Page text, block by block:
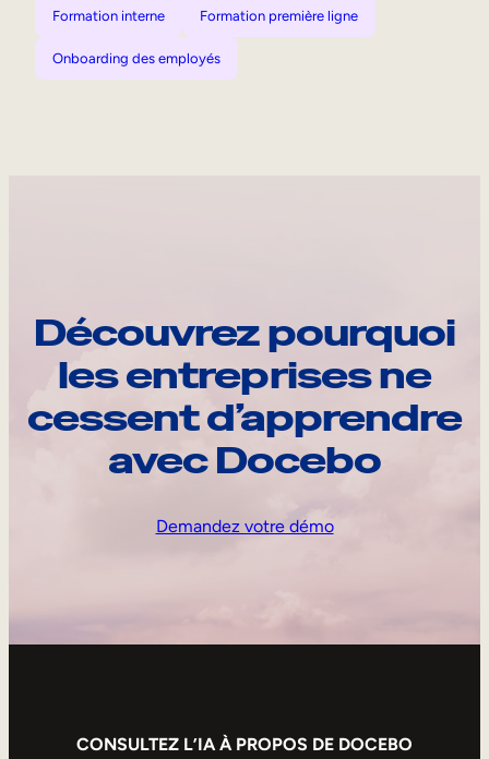
Formation interne Formation première ligne
Onboarding des employés
Découvrez pourquoi
les entreprises ne
cessent d’apprendre
avec Docebo
Demandez votre démo
CONSULTEZ L’IA À PROPOS DE DOCEBO